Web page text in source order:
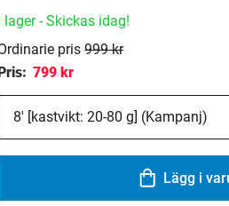
lager- Skickas idag!
pris 999 kr
799 kr
Lägg i